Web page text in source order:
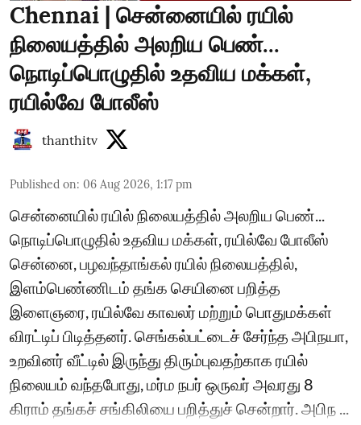
Chennai | சென்னையில் ரயில்
நிலையத்தில் அலறிய பெண்...
நொடிப்பொழுதில் உதவிய மக்கள்,
ரயில்வே போலீஸ்
thanthitv
Published on: 06 Aug 2026, 1:17 pm
சென்னையில் ரயில் நிலையத்தில் அலறிய பெண்...
நொடிப்பொழுதில் உதவிய மக்கள், ரயில்வே போலீஸ்
சென்னை, பழவந்தாங்கல் ரயில் நிலையத்தில்,
இளம்பெண்ணிடம் தங்க செயினை பறித்த
இளைஞரை, ரயில்வே காவலர் மற்றும் பொதுமக்கள்
விரட்டிப் பிடித்தனர். செங்கல்பட்டைச் சேர்ந்த அபிநயா,
உறவினர் வீட்டில் இருந்து திரும்புவதற்காக ரயில்
நிலையம் வந்தபோது, மர்ம நபர் ஒருவர் அவரது 8
கிராம் தங்கச் சங்கிலியை பறித்துச் சென்றார். அபிந ...